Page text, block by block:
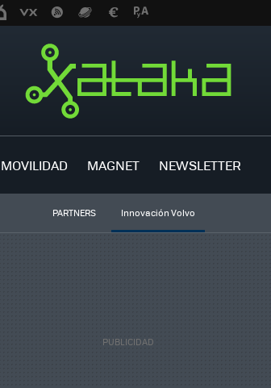
MOVILIDAD MAGNET NEWSLETTER
PARTNERS Innovación Volvo